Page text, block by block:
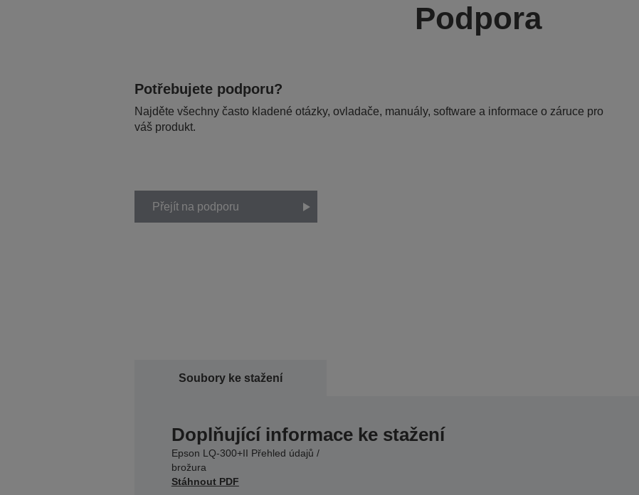
Podpora
Potřebujete podporu?
Najděte všechny často kladené otázky, ovladače, manuály, software a informace o záruce pro
váš produkt.
Přejít na podporu
Soubory ke stažení
Doplňující informace ke stažení
Epson LQ-300+II Přehled údajů /
brožura
Stáhnout PDF